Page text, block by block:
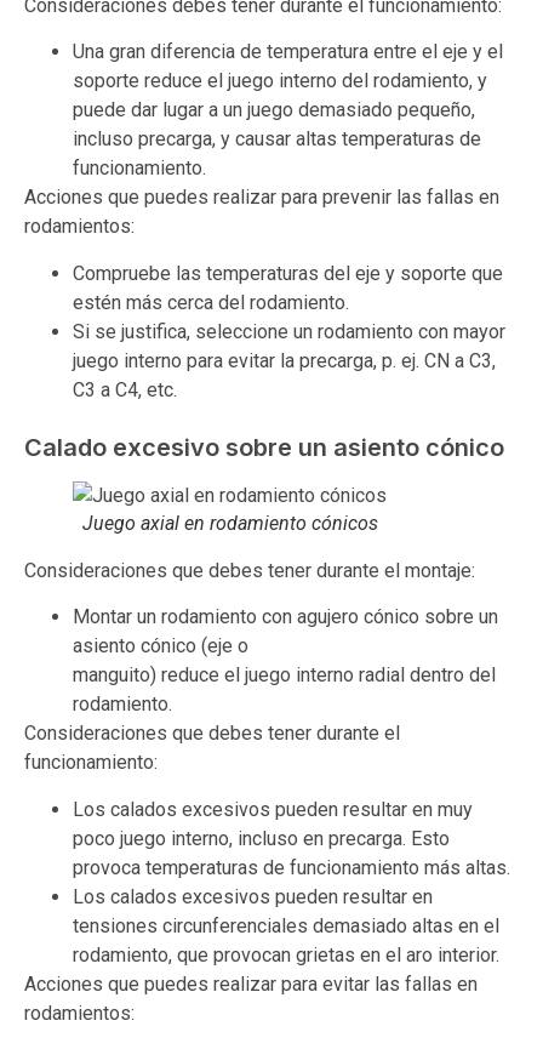
Consideraciones debes tener durante el funcionamiento:
Una gran diferencia de temperatura entre el eje y el
soporte reduce el juego interno del rodamiento, y
puede dar lugar a un juego demasiado pequeño,
incluso precarga, y causar altas temperaturas de
funcionamiento.
Acciones que puedes realizar para prevenir las fallas en
rodamientos:
Compruebe las temperaturas del eje y soporte que
estén más cerca del rodamiento.
Si se justifica, seleccione un rodamiento con mayor
juego interno para evitar la precarga, p. ej. CN a C3,
C3 a C4, etc.
Calado excesivo sobre un asiento cónico
Juego axial en rodamiento cónicos
Consideraciones que debes tener durante el montaje:
Montar un rodamiento con agujero cónico sobre un
asiento cónico (eje o
manguito) reduce el juego interno radial dentro del
rodamiento.
Consideraciones que debes tener durante el
funcionamiento:
Los calados excesivos pueden resultar en muy
poco juego interno, incluso en precarga. Esto
provoca temperaturas de funcionamiento más altas.
Los calados excesivos pueden resultar en
tensiones circunferenciales demasiado altas en el
rodamiento, que provocan grietas en el aro interior.
Acciones que puedes realizar para evitar las fallas en
rodamientos: